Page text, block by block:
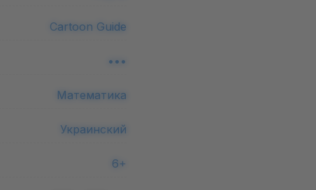
Cartoon Guide
•••
Математика
Украинский
6+